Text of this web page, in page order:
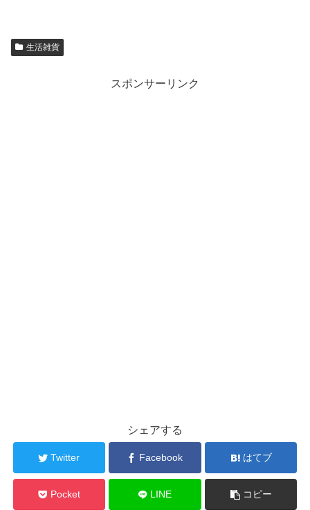
生活雑貨
スポンサーリンク
シェアする
Twitter Facebook はてブ
Pocket LINE コピー